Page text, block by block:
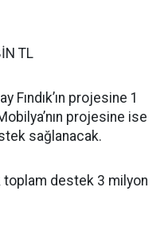
TL
Fındık’ın projesine 1
projesine ise
sağlanacak.
destek 3 milyon